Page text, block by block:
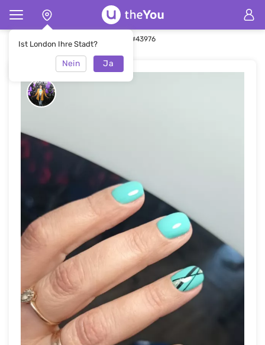
Ist London Ihre Stadt?
Nein Ja
Hauptseite Maniküre Maniküre #43976